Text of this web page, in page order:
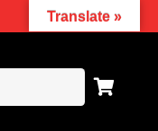
Translate »